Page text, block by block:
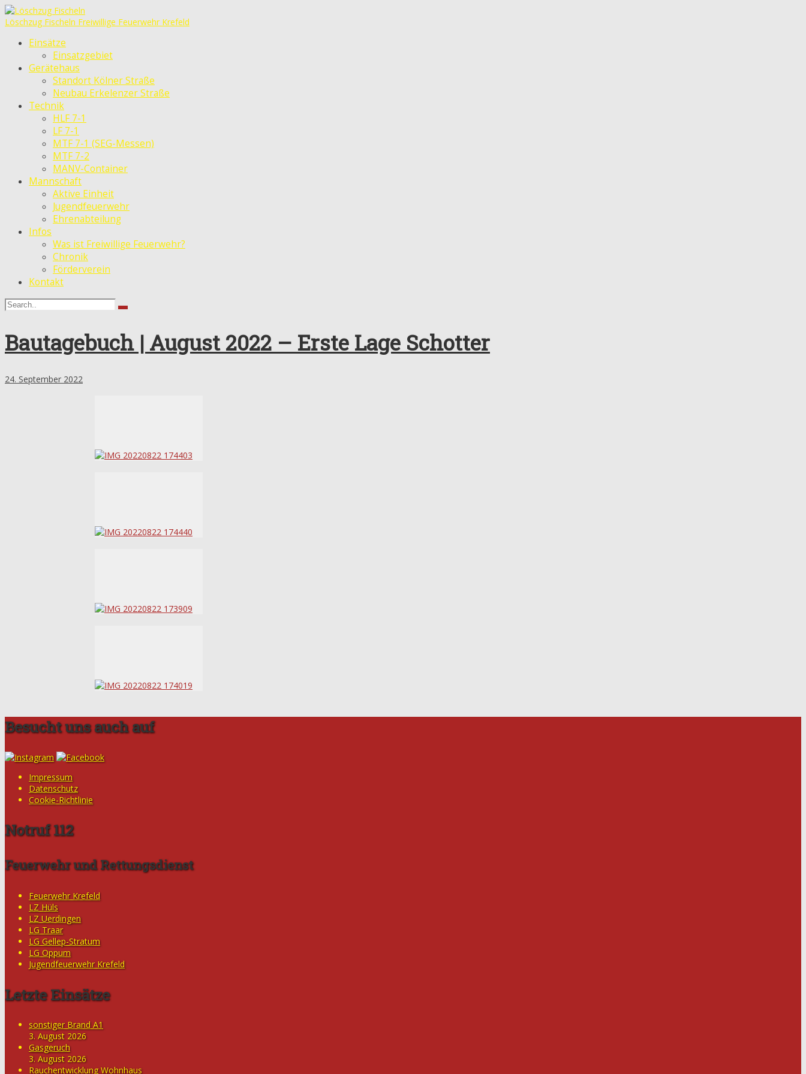
Löschzug Fischeln Freiwillige Feuerwehr Krefeld
Einsätze
Einsatzgebiet
Gerätehaus
Standort Kölner Straße
Neubau Erkelenzer Straße
Technik
HLF 7-1
LF 7-1
MTF 7-1 (SEG-Messen)
MTF 7-2
MANV-Container
Mannschaft
Aktive Einheit
Jugendfeuerwehr
Ehrenabteilung
Infos
Was ist Freiwillige Feuerwehr?
Chronik
Förderverein
Kontakt
Bautagebuch | August 2022 – Erste Lage Schotter
24. September 2022
Besucht uns auch auf
Impressum
Datenschutz
Cookie-Richtlinie
Notruf 112
Feuerwehr und Rettungsdienst
Feuerwehr Krefeld
LZ Hüls
LZ Uerdingen
LG Traar
LG Gellep-Stratum
LG Oppum
Jugendfeuerwehr Krefeld
Letzte Einsätze
sonstiger Brand A1
3. August 2026
Gasgeruch
3. August 2026
Rauchentwicklung Wohnhaus